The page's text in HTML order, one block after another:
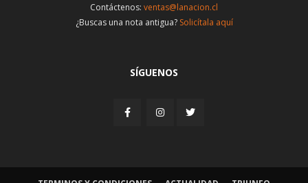
Contáctenos: ventas@lanacion.cl
¿Buscas una nota antigua? Solicítala aquí
SÍGUENOS